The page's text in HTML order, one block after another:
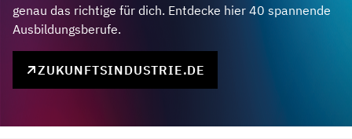
genau das richtige für dich. Entdecke hier 40 spannende
Ausbildungsberufe.
ZUKUNFTSINDUSTRIE.DE